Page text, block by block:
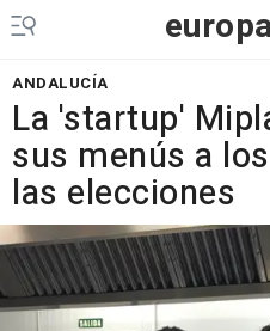
ANDALUCÍA
La 'startup'
sus menús a
las elecciones